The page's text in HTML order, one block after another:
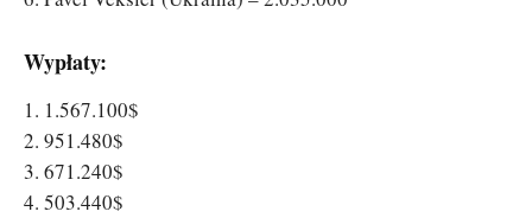
Wypłaty:
1. 1.567.100$
2. 951.480$
3. 671.240$
4. 503.440$